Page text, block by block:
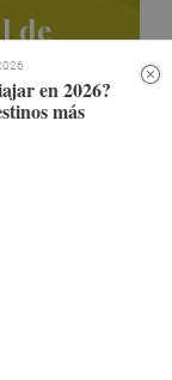
de
en 2026?
más